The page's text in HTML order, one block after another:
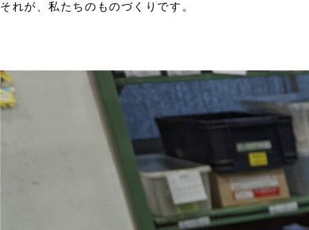
それが、私たちのものづくりです。